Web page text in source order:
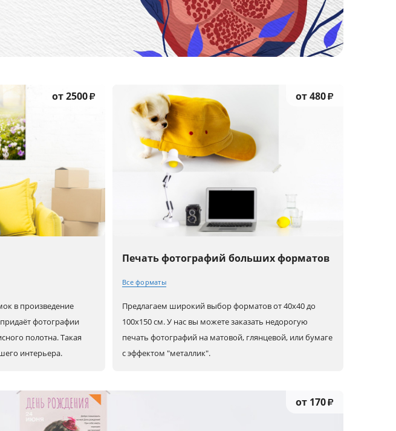
от 2500₽
в произведение
фотографии
полотна. Такая
интерьера.
80x80
100x100
60x30
90x30
Печать фотографий больших форматов
от 480₽
Предлагаем широкий выбор форматов от 40х40 до
100х150 см. У нас вы можете заказать недорогую
печать фотографий на матовой, глянцевой, или бумаге
с эффектом "металлик".
Все форматы
40x40
50x40
60x50
90x50
100x70
от 170₽